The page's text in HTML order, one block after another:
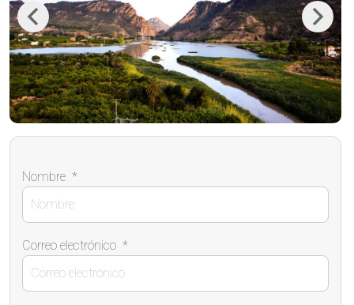
Previous Next
Nombre *
Correo electrónico *